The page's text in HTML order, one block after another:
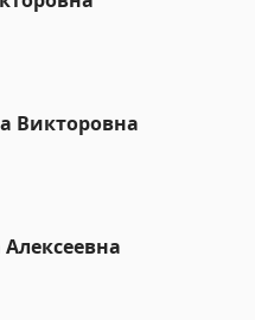
Викторовна